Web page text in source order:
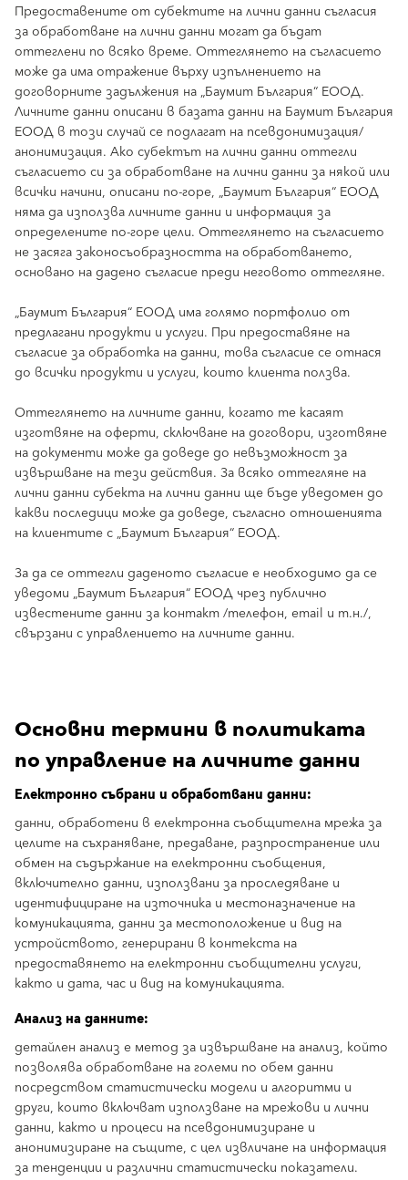
Предоставените от субектите на лични данни съгласия
за обработване на лични данни могат да бъдат
оттеглени по всяко време. Оттеглянето на съгласието
може да има отражение върху изпълнението на
договорните задължения на „Баумит България“ ЕООД.
Личните данни описани в базата данни на Баумит България
ЕООД в този случай се подлагат на псевдонимизация/
анонимизация. Ако субектът на лични данни оттегли
съгласието си за обработване на лични данни за някой или
всички начини, описани по-горе, „Баумит България“ ЕООД
няма да използва личните данни и информация за
определените по-горе цели. Оттеглянето на съгласието
не засяга законосъобразността на обработването,
основано на дадено съгласие преди неговото оттегляне.
„Баумит България“ ЕООД има голямо портфолио от
предлагани продукти и услуги. При предоставяне на
съгласие за обработка на данни, това съгласие се отнася
до всички продукти и услуги, които клиента ползва.
Оттеглянето на личните данни, когато те касаят
изготвяне на оферти, сключване на договори, изготвяне
на документи може да доведе до невъзможност за
извършване на тези действия. За всяко оттегляне на
лични данни субекта на лични данни ще бъде уведомен до
какви последици може да доведе, съгласно отношенията
на клиентите с „Баумит България“ ЕООД.
За да се оттегли даденото съгласие е необходимо да се
уведоми „Баумит България“ ЕООД чрез публично
известените данни за контакт /телефон, email и т.н./,
свързани с управлението на личните данни.
Основни термини в политиката
по управление на личните данни
Електронно събрани и обработвани данни:
данни, обработени в електронна съобщителна мрежа за
целите на съхраняване, предаване, разпространение или
обмен на съдържание на електронни съобщения,
включително данни, използвани за проследяване и
идентифициране на източника и местоназначение на
комуникацията, данни за местоположение и вид на
устройството, генерирани в контекста на
предоставянето на електронни съобщителни услуги,
както и дата, час и вид на комуникацията.
Анализ на данните:
детайлен анализ е метод за извършване на анализ, който
позволява обработване на големи по обем данни
посредством статистически модели и алгоритми и
други, които включват използване на мрежови и лични
данни, както и процеси на псевдонимизиране и
анонимизиране на същите, с цел извличане на информация
за тенденции и различни статистически показатели.